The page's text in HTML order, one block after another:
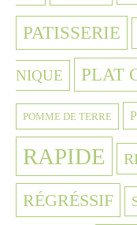
PATISSERIE
NIQUE PLAT
POMME DE TERRE
RAPIDE
RÉGRÉSSIF